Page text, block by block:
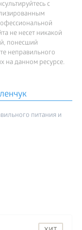
с
не несет никакой
понесший
неправильного
на данном ресурсе.
питания и